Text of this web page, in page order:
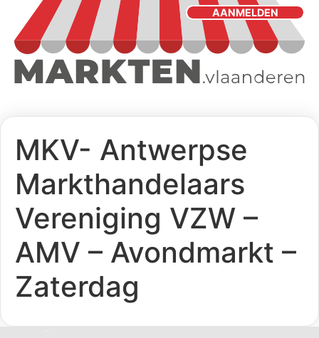
AANMELDEN
MKV- Antwerpse
Markthandelaars
Vereniging VZW –
AMV – Avondmarkt –
Zaterdag